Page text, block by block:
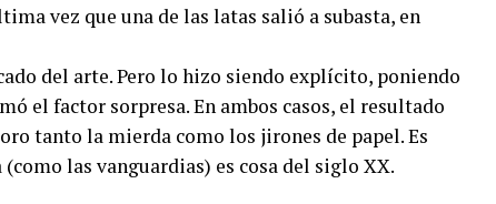
vez que una de las latas salió a subasta, en
del arte. Pero lo hizo siendo explícito, poniendo
el factor sorpresa. En ambos casos, el resultado
tanto la mierda como los jirones de papel. Es
las vanguardias) es cosa del siglo XX.